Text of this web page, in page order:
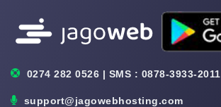
0274 282 0526 | SMS : 0878-3933-2011
support@jagowebhosting.com